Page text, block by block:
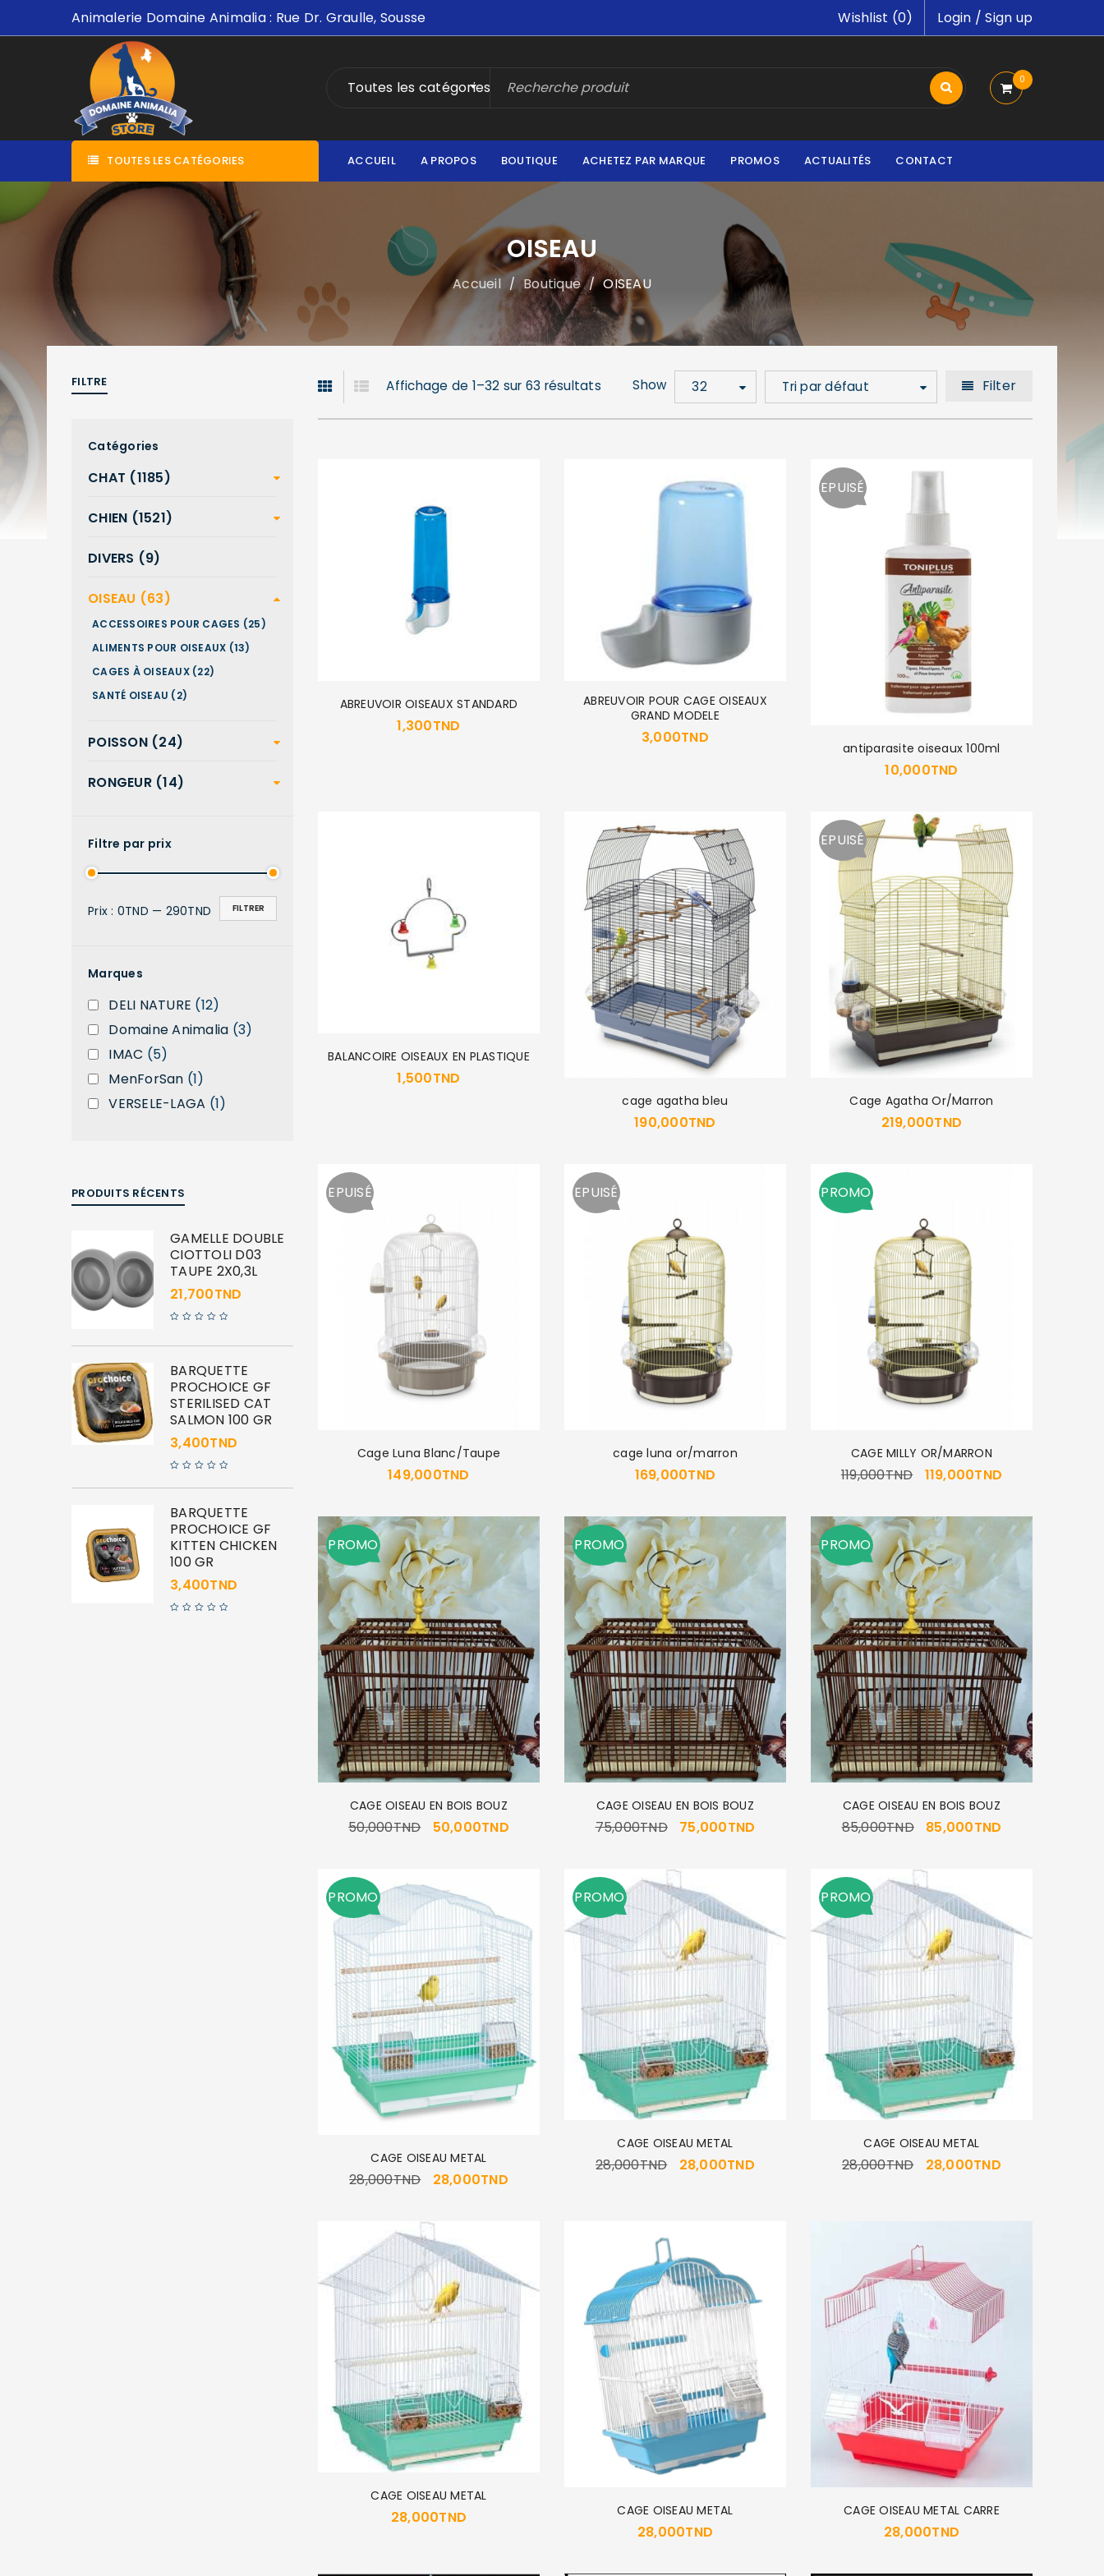
Animalerie Domaine Animalia : Rue Dr. Graulle, Sousse Login /Sign up
Wishlist (0)
Toutes les catégories 0
TOUTES LES CATÉGORIES ACCUEIL A PROPOS BOUTIQUE ACHETEZ PAR MARQUE PROMOS ACTUALITÉS CONTACT
OISEAU
Accueil / Boutique / OISEAU
FILTRE
Catégories
CHAT (1185)
CHIEN (1521)
DIVERS (9)
OISEAU (63)
ACCESSOIRES POUR CAGES (25)
ALIMENTS POUR OISEAUX (13)
CAGES À OISEAUX (22)
SANTÉ OISEAU (2)
POISSON (24)
RONGEUR (14)
Filtre par prix
FILTRER
Prix : 0TND — 290TND
Marques
DELI NATURE (12)
Domaine Animalia (3)
IMAC (5)
MenForSan (1)
VERSELE-LAGA (1)
PRODUITS RÉCENTS
GAMELLE DOUBLE
CIOTTOLI D03
TAUPE 2X0,3L
21,700TND
BARQUETTE
PROCHOICE GF
STERILISED CAT
SALMON 100 GR
3,400TND
BARQUETTE
PROCHOICE GF
KITTEN CHICKEN
100 GR
3,400TND
Affichage de 1–32 sur 63 résultats Filter
Tri par défaut
Show 32
ABREUVOIR OISEAUX STANDARD
1,300TND
ABREUVOIR POUR CAGE OISEAUX
GRAND MODELE
3,000TND
EPUISÉ
antiparasite oiseaux 100ml
10,000TND
BALANCOIRE OISEAUX EN PLASTIQUE
1,500TND
cage agatha bleu
190,000TND
EPUISÉ
Cage Agatha Or/Marron
219,000TND
EPUISÉ
Cage Luna Blanc/Taupe
149,000TND
EPUISÉ
cage luna or/marron
169,000TND
PROMO
CAGE MILLY OR/MARRON
119,000TND 119,000TND
PROMO
CAGE OISEAU EN BOIS BOUZ
50,000TND 50,000TND
PROMO
CAGE OISEAU EN BOIS BOUZ
75,000TND 75,000TND
PROMO
CAGE OISEAU EN BOIS BOUZ
85,000TND 85,000TND
PROMO
CAGE OISEAU METAL
28,000TND 28,000TND
PROMO
CAGE OISEAU METAL
28,000TND 28,000TND
PROMO
CAGE OISEAU METAL
28,000TND 28,000TND
CAGE OISEAU METAL
28,000TND CAGE OISEAU METAL
28,000TND
CAGE OISEAU METAL CARRE
28,000TND